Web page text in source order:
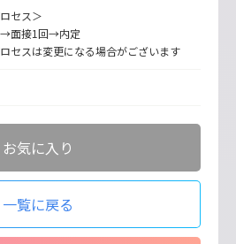
セス＞
→面接1回→内定
セスは変更になる場合がございます
お気に入り
一覧に戻る